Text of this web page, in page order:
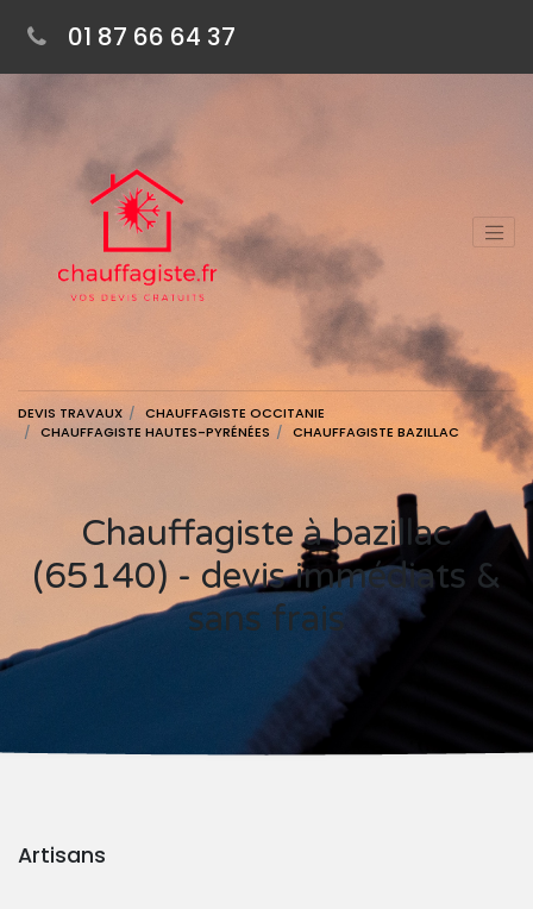
01 87 66 64 37
DEVIS TRAVAUX
CHAUFFAGISTE OCCITANIE
CHAUFFAGISTE HAUTES-PYRÉNÉES
CHAUFFAGISTE BAZILLAC
Chauffagiste à bazillac
(65140) - devis immédiats &
sans frais
Artisans